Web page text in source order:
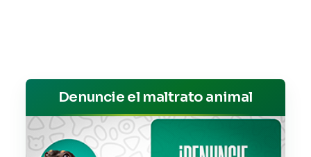
Denuncie el maltrato animal